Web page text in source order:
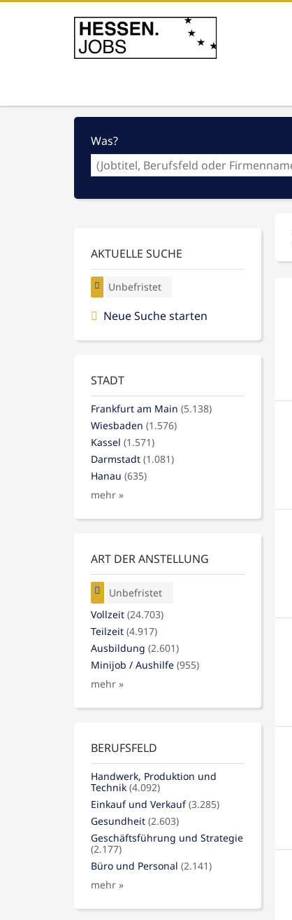
Was?
AKTUELLE SUCHE
Unbefristet
Neue Suche starten
STADT
Frankfurt am Main (5.138)
Wiesbaden (1.576)
Kassel (1.571)
Darmstadt (1.081)
Hanau (635)
mehr »
ART DER ANSTELLUNG
Unbefristet
Vollzeit (24.703)
Teilzeit (4.917)
Ausbildung (2.601)
Minijob / Aushilfe (955)
mehr »
BERUFSFELD
Handwerk, Produktion und
Technik (4.092)
Einkauf und Verkauf (3.285)
Gesundheit (2.603)
Geschäftsführung und Strategie
(2.177)
Büro und Personal (2.141)
mehr »